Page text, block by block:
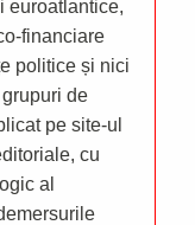
euroatlantice,
financiare
politice și nici
de
pe site-ul
cu
al